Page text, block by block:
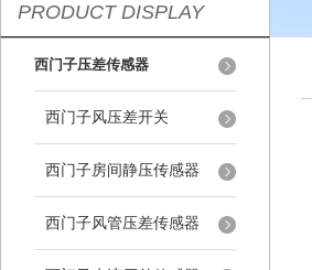
PRODUCT DISPLAY
西门子压差传感器
西门子风压差开关
西门子房间静压传感器
西门子风管压差传感器